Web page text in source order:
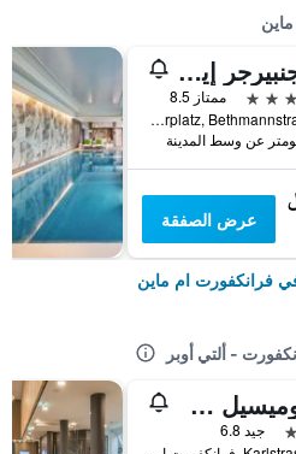
شتيجنبيرجر إيكون فرانكفورتر هوف
ممتاز 8.5
Am Kaiserplatz, Bethmannstraße 33, فرانكفورت ام ماين, هسه, ألمانيا
عرض الصفقة
فرانكفورت ام ماين
- ألتي أوبر
ذا دوميسيل هوتل فرانكفورت سيتي
جيد 6.8